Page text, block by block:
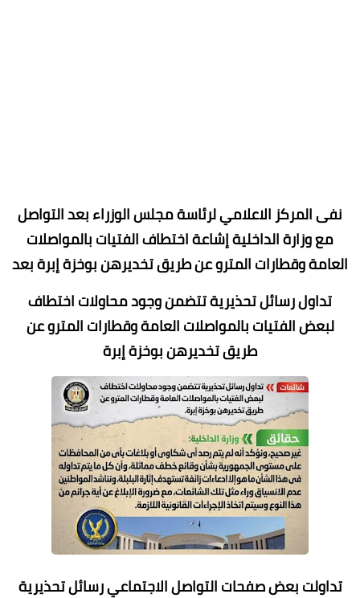
نفى المركز الاعلامي لرئاسة مجلس الوزراء بعد التواصل
مع وزارة الداخلية إشاعة اختطاف الفتيات بالمواصلات
العامة وقطارات المترو عن طريق تخديرهن بوخزة إبرة بعد
تداول رسائل تحذيرية تتضمن وجود محاولات اختطاف
لبعض الفتيات بالمواصلات العامة وقطارات المترو عن
طريق تخديرهن بوخزة إبرة
تداولت بعض صفحات التواصل الاجتماعي رسائل تحذيرية